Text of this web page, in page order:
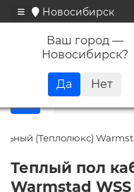
Новосибирск
Ваш город —
Новосибирск?
(Теплолюкс)
Теплый пол
Warmstad WSS